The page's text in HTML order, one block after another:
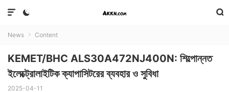



News  Content
KEMET/BHC ALS30A472NJ400N: শিল্পোন্নত
ইলেক্ট্রোলাইটিক ক্যাপাসিটরের ব্যবহার ও সুবিধা
2025-04-11